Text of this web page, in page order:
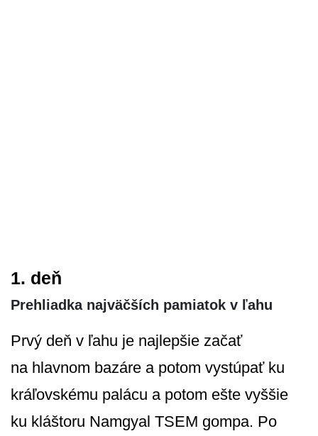
1. deň
Prehliadka najväčších pamiatok v ľahu
Prvý deň v ľahu je najlepšie začať
na hlavnom bazáre a potom vystúpať ku
kráľovskému palácu a potom ešte vyššie
ku kláštoru Namgyal TSEM gompa. Po